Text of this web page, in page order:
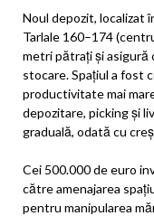
Noul depozit, localizat
Tarlale 160–174
metri pătrați și asigură
stocare. Spațiul a fost
productivitate mai
depozitare, picking și
graduală, odată cu
Cei 500.000 de euro
către amenajarea
pentru manipularea